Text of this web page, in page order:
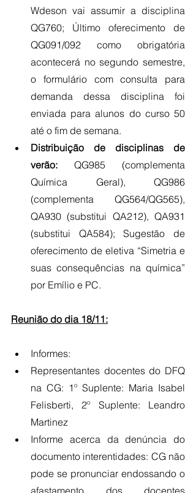
Wdeson vai assumir a disciplina
QG760; Último oferecimento de
QG091/092 como obrigatória
acontecerá no segundo semestre,
o formulário com consulta para
demanda dessa disciplina foi
enviada para alunos do curso 50
até o fim de semana.
Distribuição de disciplinas de
verão: QG985 (complementa
Química Geral), QG986
(complementa QG564/QG565),
QA930 (substitui QA212), QA931
(substitui QA584); Sugestão de
oferecimento de eletiva “Simetria e
suas consequências na química”
por Emílio e PC.
Reunião do dia 18/11:
Informes:
Representantes docentes do DFQ
na CG: 1º Suplente: Maria Isabel
Felisberti, 2º Suplente: Leandro
Martinez
Informe acerca da denúncia do
documento interentidades: CG não
pode se pronunciar endossando o
afastamento dos docentes